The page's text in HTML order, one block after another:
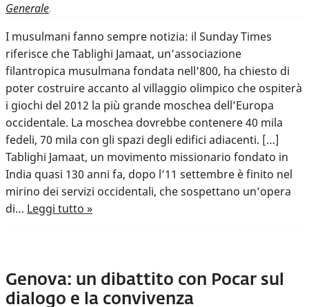
Generale.
I musulmani fanno sempre notizia: il Sunday Times
riferisce che Tablighi Jamaat, un’associazione
filantropica musulmana fondata nell’800, ha chiesto di
poter costruire accanto al villaggio olimpico che ospiterà
i giochi del 2012 la più grande moschea dell’Europa
occidentale. La moschea dovrebbe contenere 40 mila
fedeli, 70 mila con gli spazi degli edifici adiacenti. […]
Tablighi Jamaat, un movimento missionario fondato in
India quasi 130 anni fa, dopo l’11 settembre è finito nel
mirino dei servizi occidentali, che sospettano un’opera
di… Leggi tutto »
Genova: un dibattito con Pocar sul
dialogo e la convivenza